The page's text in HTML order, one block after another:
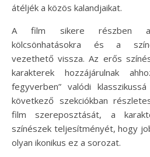
átéljék a közös kalandjaikat.
A film sikere részben a
kölcsönhatásokra és a
vezethető vissza. Az erős
karakterek hozzájárulnak
fegyverben” valódi
következő szekciókban
film szereposztását, a
színészek teljesítményét, hogy
olyan ikonikus ez a sorozat.